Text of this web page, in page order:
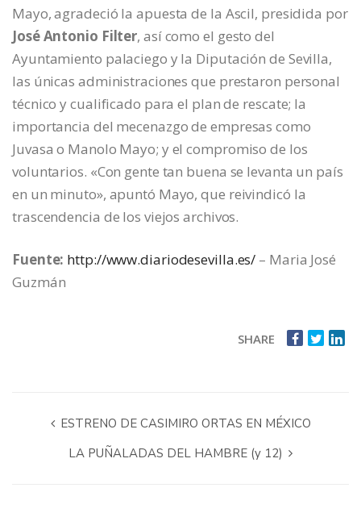
Mayo, agradeció la apuesta de la Ascil, presidida por
José Antonio Filter, así como el gesto del
Ayuntamiento palaciego y la Diputación de Sevilla,
las únicas administraciones que prestaron personal
técnico y cualificado para el plan de rescate; la
importancia del mecenazgo de empresas como
Juvasa o Manolo Mayo; y el compromiso de los
voluntarios. «Con gente tan buena se levanta un país
en un minuto», apuntó Mayo, que reivindicó la
trascendencia de los viejos archivos.
Fuente: http://www.diariodesevilla.es/ – Maria José
Guzmán
SHARE
ESTRENO DE CASIMIRO ORTAS EN MÉXICO
LA PUÑALADAS DEL HAMBRE (y 12)